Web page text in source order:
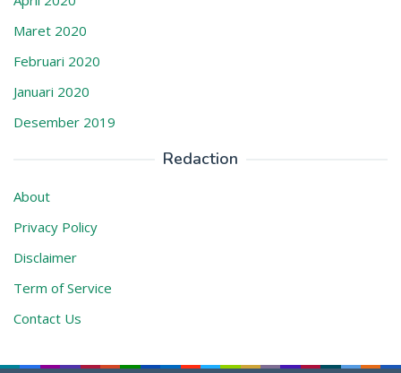
Maret 2020
Februari 2020
Januari 2020
Desember 2019
Redaction
About
Privacy Policy
Disclaimer
Term of Service
Contact Us